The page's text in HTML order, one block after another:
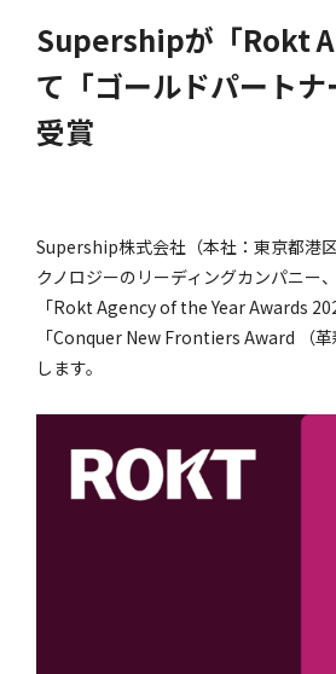
Supershipが「Rokt
て「ゴールドパート
受賞
Supership株式会社（本社：東京都港
クノロジーのリーディングカンパニー
「Rokt Agency of the Year Awards
「Conquer New Frontiers Award （
します。